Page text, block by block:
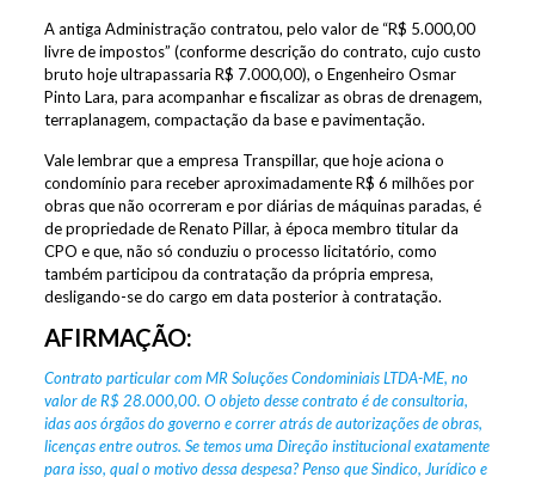
A antiga Administração contratou, pelo valor de “R$ 5.000,00
livre de impostos” (conforme descrição do contrato, cujo custo
bruto hoje ultrapassaria R$ 7.000,00), o Engenheiro Osmar
Pinto Lara, para acompanhar e fiscalizar as obras de drenagem,
terraplanagem, compactação da base e pavimentação.
Vale lembrar que a empresa Transpillar, que hoje aciona o
condomínio para receber aproximadamente R$ 6 milhões por
obras que não ocorreram e por diárias de máquinas paradas, é
de propriedade de Renato Pillar, à época membro titular da
CPO e que, não só conduziu o processo licitatório, como
também participou da contratação da própria empresa,
desligando-se do cargo em data posterior à contratação.
AFIRMAÇÃO:
Contrato particular com MR Soluções Condominiais LTDA-ME, no
valor de R$ 28.000,00. O objeto desse contrato é de consultoria,
idas aos órgãos do governo e correr atrás de autorizações de obras,
licenças entre outros. Se temos uma Direção institucional exatamente
para isso, qual o motivo dessa despesa? Penso que Sindico, Jurídico e